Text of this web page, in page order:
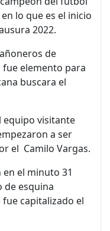
lo que es el inicio
2022.
de
elemento para
buscara el
equipo visitante
a ser
el Camilo Vargas.
el minuto 31
de esquina
capitalizado el